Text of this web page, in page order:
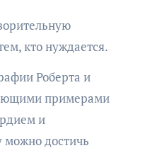
кто нуждается.
Роберта и
примерами
и
можно достичь